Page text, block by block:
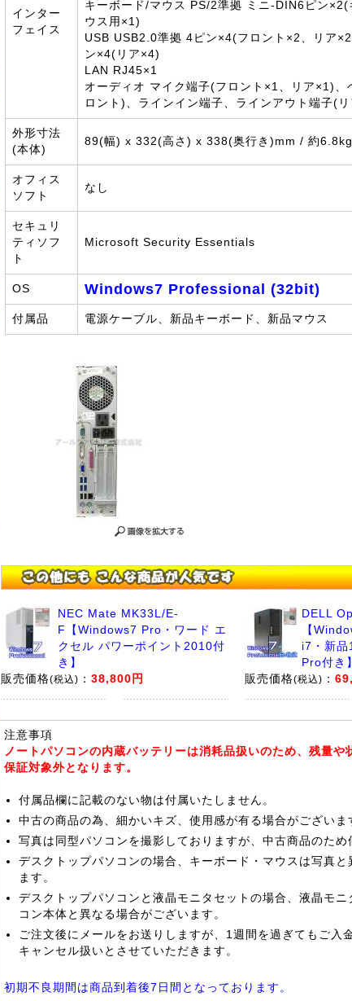
インター
フェイス
キーボード/マウス PS/2準拠 ミニ-DIN6ピン×2(
ウス用×1)
USB USB2.0準拠 4ピン×4(フロント×2、リア
ン×4(リア×4)
LAN RJ45×1
オーディオ マイク端子(フロント×1、リア×1)、
ロント)、ラインイン端子、ラインアウト端子(
外形寸法
(本体)
89(幅) x 332(高さ) x 338(奥行き)mm / 約6.8kg
オフィス
ソフト
なし
セキュリ
ティソフ
ト
Microsoft Security Essentials
OS Windows7 Professional (32bit)
付属品 電源ケーブル、新品キーボード、新品マウス
NEC Mate MK33L/E-
F【Windows7 Pro・ワード エ
クセル パワーポイント2010付
き】
販売価格(税込) ： 38,800円
DELL
【
i7・新
Pro付き
販売価格(税込) ：
注意事項
ノートパソコンの内蔵バッテリーは消耗品扱いのため、残量や
保証対象外となります。
付属品欄に記載のない物は付属いたしません。
中古の商品の為、細かいキズ、使用感が有る場合がございま
写真は同型パソコンを撮影しておりますが、中古商品のた
デスクトップパソコンの場合、キーボード・マウスは写真
ます。
デスクトップパソコンと液晶モニタセットの場合、液晶モ
コン本体と異なる場合がございます。
ご注文後にメールをお送りしますが、1週間を過ぎてもご入
キャンセル扱いとさせていただきます。
初期不良期間は商品到着後7日間となっております。